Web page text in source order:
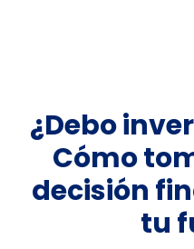
¿Debo
Cómo
decisión
tu